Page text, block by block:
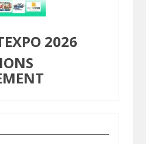
2026